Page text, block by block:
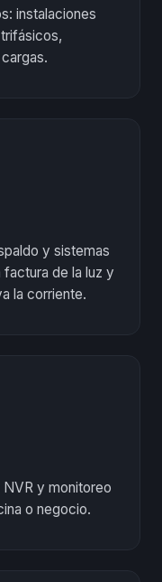
instalaciones
y sistemas
de la luz y
la corriente.
NVR y monitoreo
o negocio.